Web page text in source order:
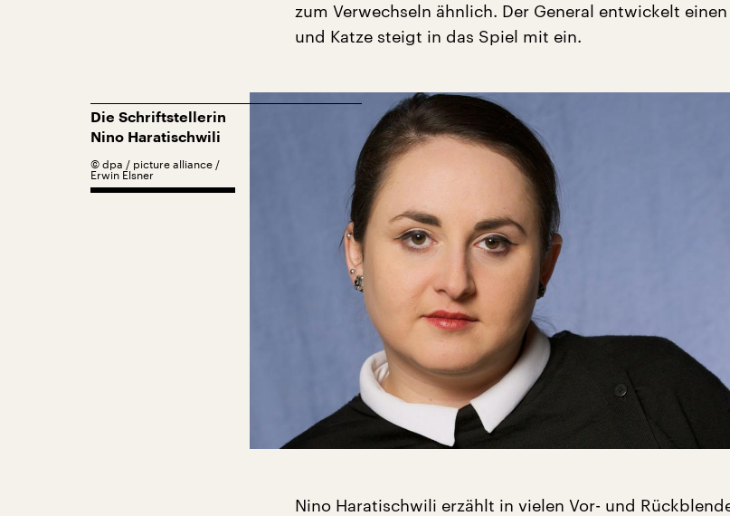
zum Verwechseln ähnlich. Der General entwickelt
und Katze steigt in das Spiel mit ein.
Die Schriftstellerin
Nino Haratischwili
© dpa / picture alliance /
Erwin Elsner
Nino Haratischwili erzählt in vielen Vor- und